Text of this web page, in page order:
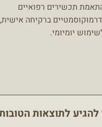
תכשירים רפואיים
ברקיחה אישית,
יומיומי.
לתוצאות